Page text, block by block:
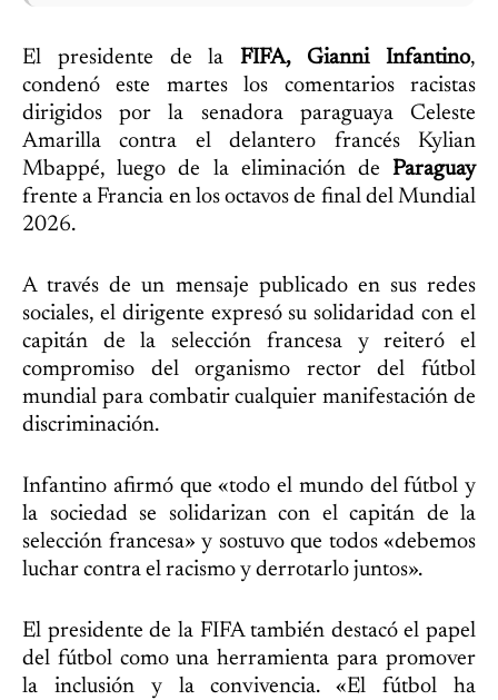
El presidente de la FIFA, Gianni Infantino,
condenó este martes los comentarios racistas
dirigidos por la senadora paraguaya Celeste
Amarilla contra el delantero francés Kylian
Mbappé, luego de la eliminación de Paraguay
frente a Francia en los octavos de final del Mundial
2026.
A través de un mensaje publicado en sus redes
sociales, el dirigente expresó su solidaridad con el
capitán de la selección francesa y reiteró el
compromiso del organismo rector del fútbol
mundial para combatir cualquier manifestación de
discriminación.
Infantino afirmó que «todo el mundo del fútbol y
la sociedad se solidarizan con el capitán de la
selección francesa» y sostuvo que todos «debemos
luchar contra el racismo y derrotarlo juntos».
El presidente de la FIFA también destacó el papel
del fútbol como una herramienta para promover
la inclusión y la convivencia. «El fútbol ha